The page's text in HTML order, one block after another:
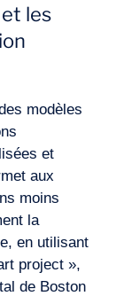
les
modèles
et
aux
moins
la
en utilisant
project »,
de Boston